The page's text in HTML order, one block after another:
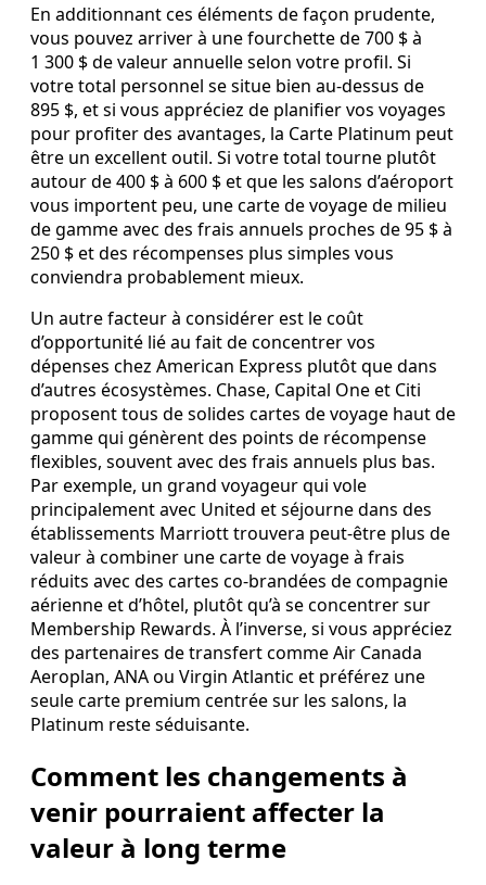
En additionnant ces éléments de façon prudente,
vous pouvez arriver à une fourchette de 700 $ à
1 300 $ de valeur annuelle selon votre profil. Si
votre total personnel se situe bien au‑dessus de
895 $, et si vous appréciez de planifier vos voyages
pour profiter des avantages, la Carte Platinum peut
être un excellent outil. Si votre total tourne plutôt
autour de 400 $ à 600 $ et que les salons d’aéroport
vous importent peu, une carte de voyage de milieu
de gamme avec des frais annuels proches de 95 $ à
250 $ et des récompenses plus simples vous
conviendra probablement mieux.
Un autre facteur à considérer est le coût
d’opportunité lié au fait de concentrer vos
dépenses chez American Express plutôt que dans
d’autres écosystèmes. Chase, Capital One et Citi
proposent tous de solides cartes de voyage haut de
gamme qui génèrent des points de récompense
flexibles, souvent avec des frais annuels plus bas.
Par exemple, un grand voyageur qui vole
principalement avec United et séjourne dans des
établissements Marriott trouvera peut‑être plus de
valeur à combiner une carte de voyage à frais
réduits avec des cartes co‑brandées de compagnie
aérienne et d’hôtel, plutôt qu’à se concentrer sur
Membership Rewards. À l’inverse, si vous appréciez
des partenaires de transfert comme Air Canada
Aeroplan, ANA ou Virgin Atlantic et préférez une
seule carte premium centrée sur les salons, la
Platinum reste séduisante.
Comment les changements à
venir pourraient affecter la
valeur à long terme